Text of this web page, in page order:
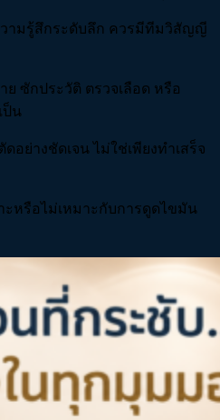
ามรู้สึกระดับลึก ควรมีทีมวิสัญญี
ซักประวัติ ตรวจเลือด หรือ
ป็น
อย่างชัดเจน ไม่ใช่เพียงทำเสร็จ
หรือไม่เหมาะกับการดูดไขมัน